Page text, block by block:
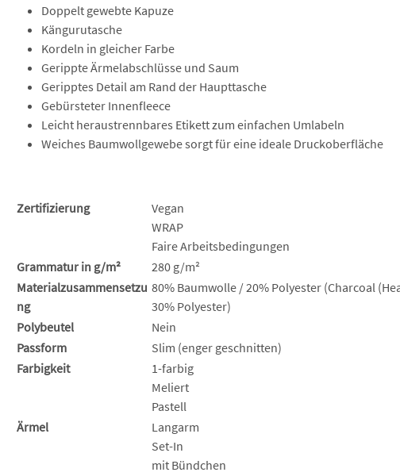
Doppelt gewebte Kapuze
Kängurutasche
Kordeln in gleicher Farbe
Gerippte Ärmelabschlüsse und Saum
Geripptes Detail am Rand der Haupttasche
Gebürsteter Innenfleece
Leicht heraustrennbares Etikett zum einfachen Umlabeln
Weiches Baumwollgewebe sorgt für eine ideale Druckoberfläche
Zertifizierung
Vegan
WRAP
Faire Arbeitsbedingungen
Grammatur in g/m²
280 g/m²
Materialzusammensetzu
ng
80% Baumwolle / 20% Polyester (Charcoal
30% Polyester)
Polybeutel
Nein
Passform
Slim (enger geschnitten)
Farbigkeit
1-farbig
Meliert
Pastell
Ärmel
Langarm
Set-In
mit Bündchen